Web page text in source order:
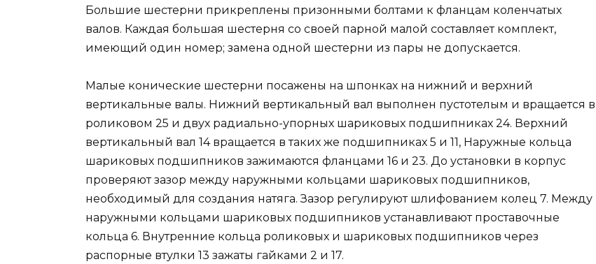
Большие шестерни прикреплены призонными болтами к фланцам коленчатых
валов. Каждая большая шестерня со своей парной малой составляет комплект,
имеющий один номер; замена одной шестерни из пары не допускается.
Малые конические шестерни посажены на шпонках на нижний и верхний
вертикальные валы. Нижний вертикальный вал выполнен пустотелым и вращается в
роликовом 25 и двух радиально-упорных шариковых подшипниках 24. Верхний
вертикальный вал 14 вращается в таких же подшипниках 5 и 11, Наружные кольца
шариковых подшипников зажимаются фланцами 16 и 23. До установки в корпус
проверяют зазор между наружными кольцами шариковых подшипников,
необходимый для создания натяга. Зазор регулируют шлифованием колец 7. Между
наружными кольцами шариковых подшипников устанавливают проставочные
кольца 6. Внутренние кольца роликовых и шариковых подшипников через
распорные втулки 13 зажаты гайками 2 и 17.